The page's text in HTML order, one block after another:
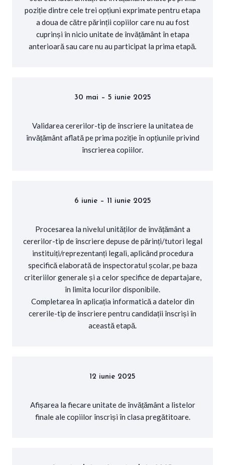
poziție dintre cele trei opțiuni exprimate pentru etapa
a doua de către părinții copiilor care nu au fost
cuprinși în nicio unitate de învățământ în etapa
anterioară sau care nu au participat la prima etapă.
30 mai – 5 iunie 2025
Validarea cererilor-tip de înscriere la unitatea de
învățământ aflată pe prima poziție în opțiunile privind
înscrierea copiilor.
6 iunie – 11 iunie 2025
Procesarea la nivelul unităților de învățământ a
cererilor-tip de înscriere depuse de părinți/tutori legal
instituiți/reprezentanți legali, aplicând procedura
specifică elaborată de inspectoratul școlar, pe baza
criteriilor generale și a celor specifice de departajare,
în limita locurilor disponibile.
Completarea în aplicația informatică a datelor din
cererile-tip de înscriere pentru candidații înscriși în
această etapă.
12 iunie 2025
Afișarea la fiecare unitate de învățământ a listelor
finale ale copiilor înscriși în clasa pregătitoare.